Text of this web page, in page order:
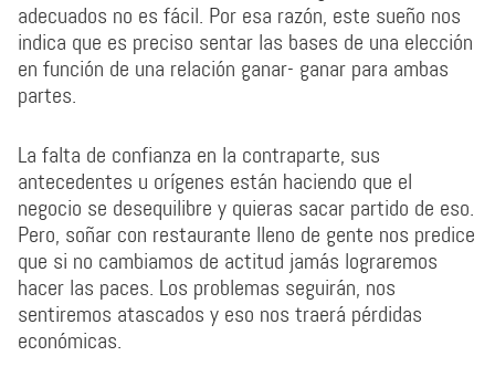
adecuados no es fácil. Por esa razón, este sueño nos
indica que es preciso sentar las bases de una elección
en función de una relación ganar- ganar para ambas
partes.
La falta de confianza en la contraparte, sus
antecedentes u orígenes están haciendo que el
negocio se desequilibre y quieras sacar partido de eso.
Pero, soñar con restaurante lleno de gente nos predice
que si no cambiamos de actitud jamás lograremos
hacer las paces. Los problemas seguirán, nos
sentiremos atascados y eso nos traerá pérdidas
económicas.